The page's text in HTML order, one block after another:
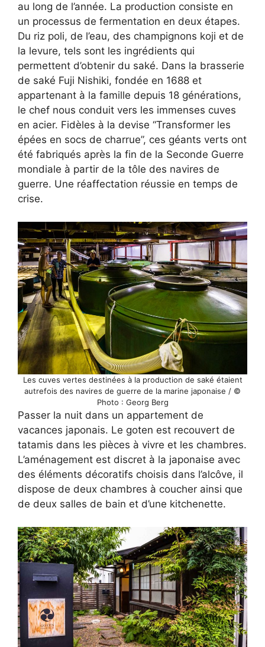
au long de l’année. La production consiste en
un processus de fermentation en deux étapes.
Du riz poli, de l’eau, des champignons koji et de
la levure, tels sont les ingrédients qui
permettent d’obtenir du saké. Dans la brasserie
de saké Fuji Nishiki, fondée en 1688 et
appartenant à la famille depuis 18 générations,
le chef nous conduit vers les immenses cuves
en acier. Fidèles à la devise “Transformer les
épées en socs de charrue”, ces géants verts ont
été fabriqués après la fin de la Seconde Guerre
mondiale à partir de la tôle des navires de
guerre. Une réaffectation réussie en temps de
crise.
Les cuves vertes destinées à la production de saké étaient
autrefois des navires de guerre de la marine japonaise / ©
Photo : Georg Berg
Passer la nuit dans un appartement de
vacances japonais. Le goten est recouvert de
tatamis dans les pièces à vivre et les chambres.
L’aménagement est discret à la japonaise avec
des éléments décoratifs choisis dans l’alcôve, il
dispose de deux chambres à coucher ainsi que
de deux salles de bain et d’une kitchenette.